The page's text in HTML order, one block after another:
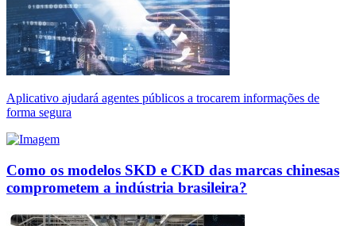
Aplicativo ajudará agentes públicos a trocarem informações de
forma segura
Como os modelos SKD e CKD das marcas chinesas
comprometem a indústria brasileira?